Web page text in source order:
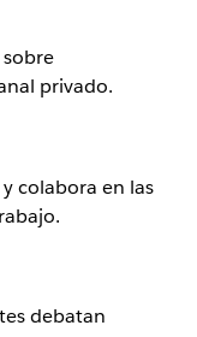
privado.
colabora en las
debatan